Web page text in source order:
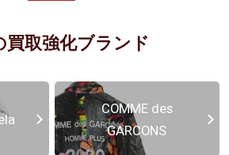
買取強化ブランド
COMME des
GARCONS